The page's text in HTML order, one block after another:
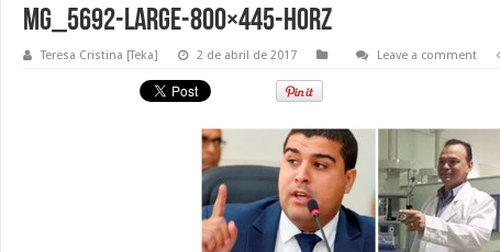
MG_5692-Large-800×445-horz
Teresa Cristina [Teka] 2 de abril de 2017 Leave a comment